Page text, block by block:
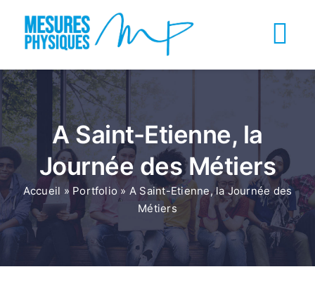
contenu
ACCUEIL
Informations
FAQ
Contact
A Saint-Etienne, la
Journée des Métiers
Accueil » Portfolio » A Saint-Etienne, la Journée des
Métiers